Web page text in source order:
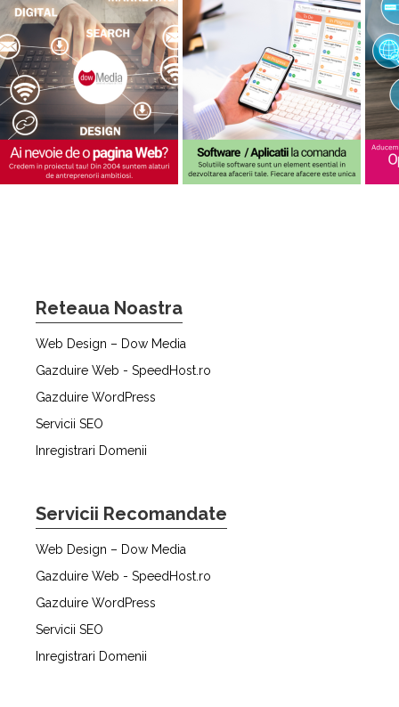
Reteaua Noastra
Web Design – Dow Media
Gazduire Web - SpeedHost.ro
Gazduire WordPress
Servicii SEO
Inregistrari Domenii
Servicii Recomandate
Web Design – Dow Media
Gazduire Web - SpeedHost.ro
Gazduire WordPress
Servicii SEO
Inregistrari Domenii